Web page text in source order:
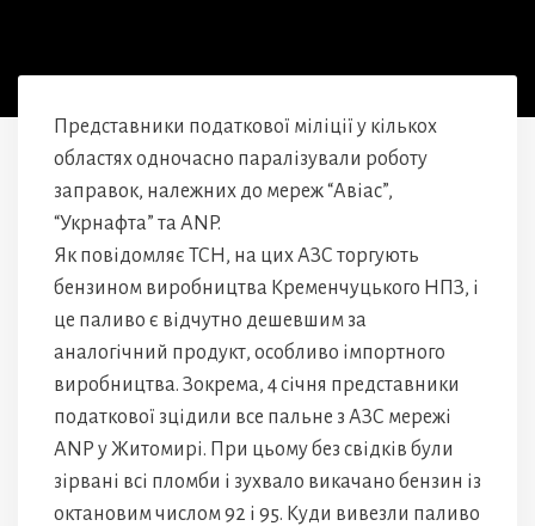
Представники податкової міліції у кількох
областях одночасно паралізували роботу
заправок, належних до мереж “Авіас”,
“Укрнафта” та АNP.
Як повідомляє ТСН, на цих АЗС торгують
бензином виробництва Кременчуцького НПЗ, і
це паливо є відчутно дешевшим за
аналогічний продукт, особливо імпортного
виробництва. Зокрема, 4 січня представники
податкової зцідили все пальне з АЗС мережі
АNP у Житомирі. При цьому без свідків були
зірвані всі пломби і зухвало викачано бензин із
октановим числом 92 і 95. Куди вивезли паливо